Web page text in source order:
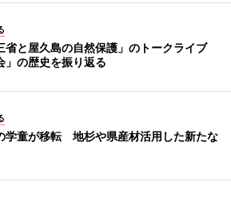
省と屋久島の自然保護」のトークライブ
」の歴史を振り返る
学童が移転 地杉や県産材活用した新たな